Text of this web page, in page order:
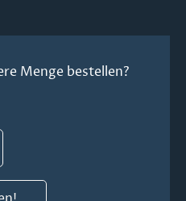
Menge bestellen?